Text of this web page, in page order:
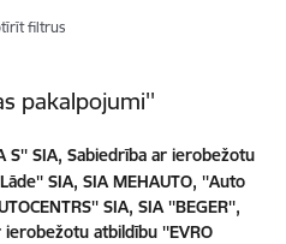
filtrus
pakalpojumi''
S'' SIA, Sabiedrība ar ierobežotu
SIA, SIA MEHAUTO, ''Auto
SIA, SIA ''BEGER'',
atbildību ''EVRO